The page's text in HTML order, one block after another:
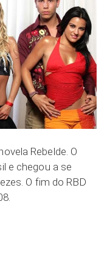
Rebelde. O
e chegou a se
O fim do RBD